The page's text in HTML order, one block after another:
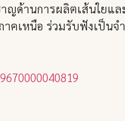
ด้านการผลิตเส้นใยแ
คเหนือ ร่วมรับฟังเป็นจ